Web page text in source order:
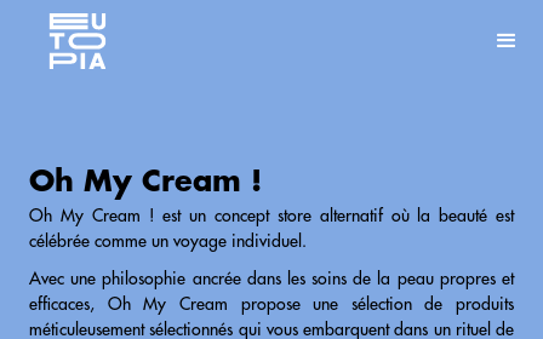
Oh My Cream !
Oh My Cream ! est un concept store alternatif où la beauté est
célébrée comme un voyage individuel.
Avec une philosophie ancrée dans les soins de la peau propres et
efficaces, Oh My Cream propose une sélection de produits
méticuleusement sélectionnés qui vous embarquent dans un rituel de